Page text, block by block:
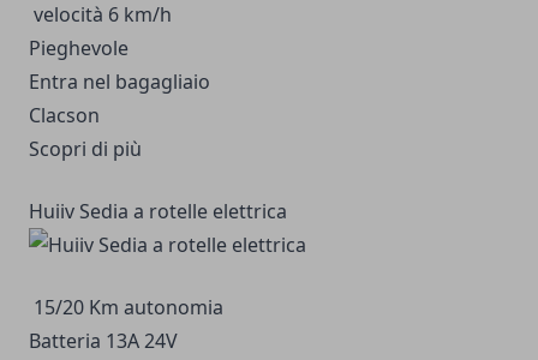
velocità 6 km/h
Pieghevole
Entra nel bagagliaio
Clacson
Scopri di più
Huiiv Sedia a rotelle elettrica
15/20 Km autonomia
Batteria 13A 24V